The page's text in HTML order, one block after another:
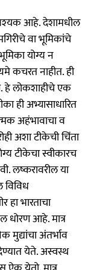
आहे. देशामधील
वा भूमिकांचे
योग्य न
कचरत नाहीत. ही
हे लोकशाहीचे एक
ही अभ्यासाधारित
अहंभावाचा व
अशा टीकेची चिंता
टीकेचा स्वीकारच
लष्करावरील या
विविध
हा भारताचा
धोरण आहे. मात्र
मुद्यांचा अंतर्भाव
येते. अस्वस्थ